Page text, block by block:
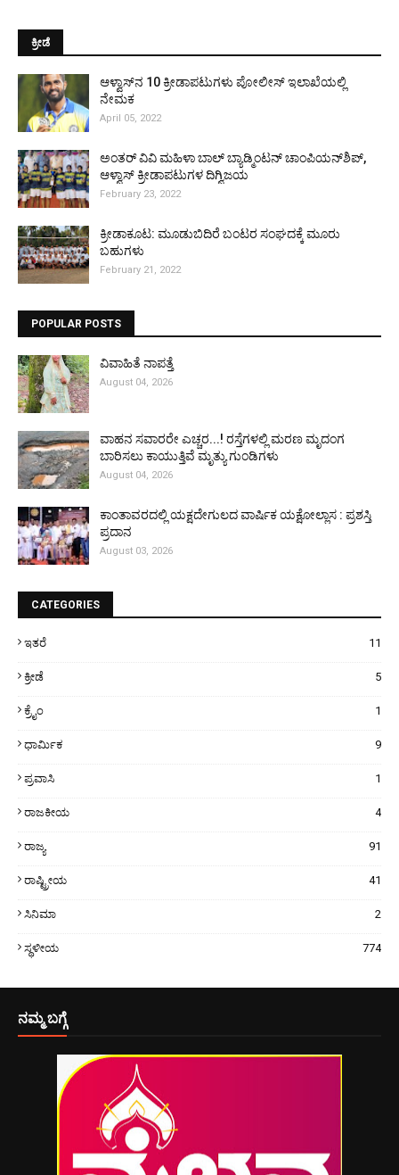
ಕ್ರೀಡೆ
ಆಳ್ವಾಸ್‌ನ 10 ಕ್ರೀಡಾಪಟುಗಳು ಪೋಲೀಸ್ ಇಲಾಖೆಯಲ್ಲಿ
ನೇಮಕ
April 05, 2022
ಅಂತರ್ ವಿವಿ ಮಹಿಳಾ ಬಾಲ್ ಬ್ಯಾಡ್ಮಿಂಟನ್ ಚಾಂಪಿಯನ್‌ಶಿಪ್,
ಆಳ್ವಾಸ್ ಕ್ರೀಡಾಪಟುಗಳ ದಿಗ್ವಿಜಯ
February 23, 2022
ಕ್ರೀಡಾಕೂಟ: ಮೂಡುಬಿದಿರೆ ಬಂಟರ ಸಂಘದಕ್ಕೆ ಮೂರು
ಬಹುಗಳು
February 21, 2022
POPULAR POSTS
ವಿವಾಹಿತೆ ನಾಪತ್ತೆ
August 04, 2026
ವಾಹನ ಸವಾರರೇ ಎಚ್ಚರ...! ರಸ್ತೆಗಳಲ್ಲಿ ಮರಣ ಮೃದಂಗ
ಬಾರಿಸಲು ಕಾಯುತ್ತಿವೆ ಮೃತ್ಯು ಗುಂಡಿಗಳು
August 04, 2026
ಕಾಂತಾವರದಲ್ಲಿ ಯಕ್ಷದೇಗುಲದ ವಾರ್ಷಿಕ ಯಕ್ಷೋಲ್ಲಾಸ : ಪ್ರಶಸ್ತಿ
ಪ್ರದಾನ
August 03, 2026
CATEGORIES
ಇತರೆ 11
ಕ್ರೀಡೆ 5
ಕ್ರೈಂ 1
ಧಾರ್ಮಿಕ 9
ಪ್ರವಾಸಿ 1
ರಾಜಕೀಯ 4
ರಾಜ್ಯ 91
ರಾಷ್ಟ್ರೀಯ 41
ಸಿನಿಮಾ 2
ಸ್ಥಳೀಯ 774
ನಮ್ಮ ಬಗ್ಗೆ